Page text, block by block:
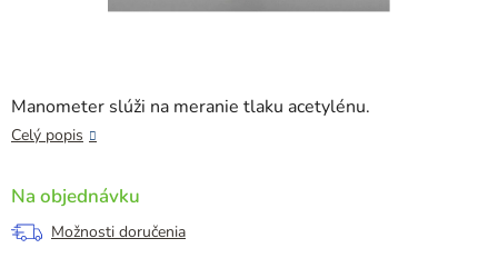
Manometer slúži na meranie tlaku acetylénu.
Celý popis
Na objednávku
Možnosti doručenia